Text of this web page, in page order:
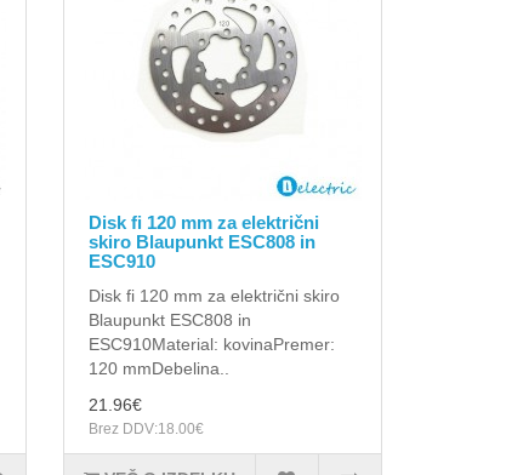
Disk fi 120 mm za električni
skiro Blaupunkt ESC808 in
ESC910
Disk fi 120 mm za električni skiro
Blaupunkt ESC808 in
ESC910 Material: kovinaPremer:
120 mmDebelina..
21.96€
Brez DDV:18.00€